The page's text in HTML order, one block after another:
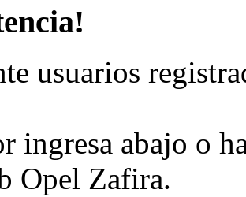
usuarios
ingresa abajo o
Opel Zafira.